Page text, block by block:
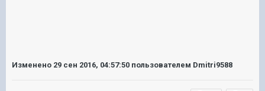
Изменено 29 сен 2016, 04:57:50 пользователем Dmitri9588